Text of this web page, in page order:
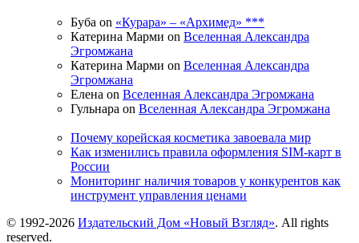
Буба on «Курара» – «Архимед» ***
Катерина Марми on Вселенная Александра
Эгромжана
Катерина Марми on Вселенная Александра
Эгромжана
Елена on Вселенная Александра Эгромжана
Гульнара on Вселенная Александра Эгромжана
Почему корейская косметика завоевала мир
Как изменились правила оформления SIM-карт в
России
Мониторинг наличия товаров у конкурентов как
инструмент управления ценами
© 1992-2026 Издательский Дом «Новый Взгляд». All rights
reserved.